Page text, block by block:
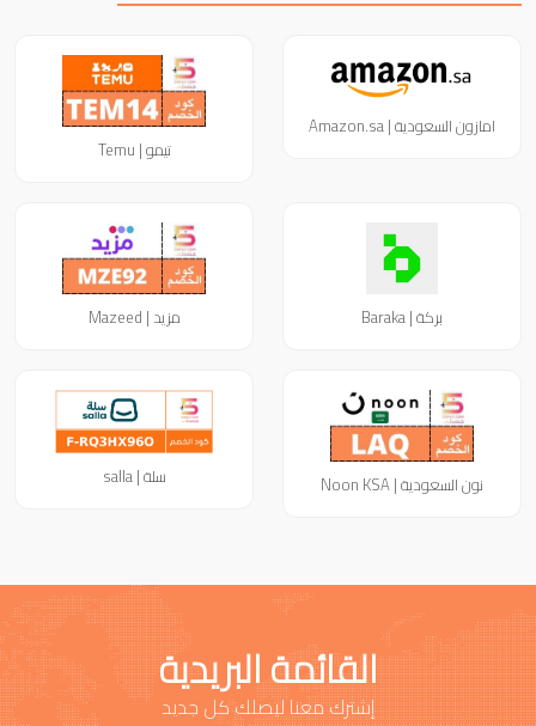
امازون السعودية | Amazon.sa
تيمو | Temu
بركة | Baraka مزيد | Mazeed
نون السعودية | Noon KSA سلة | salla
القائمة البريدية
إشترك معنا ليصلك كل جديد